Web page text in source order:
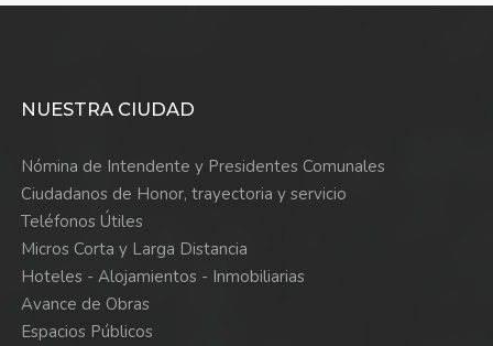
NUESTRA CIUDAD
Nómina de Intendente y Presidentes Comunales
Ciudadanos de Honor, trayectoria y servicio
Teléfonos Útiles
Micros Corta y Larga Distancia
Hoteles - Alojamientos - Inmobiliarias
Avance de Obras
Espacios Públicos